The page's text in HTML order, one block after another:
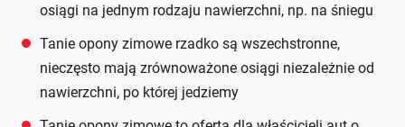
osiągi na jednym rodzaju nawierzchni, np. na śniegu
Tanie opony zimowe rzadko są wszechstronne,
nieczęsto mają zrównoważone osiągi niezależnie od
nawierzchni, po której jedziemy